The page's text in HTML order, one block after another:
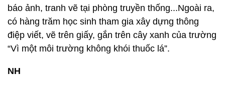
báo ảnh, tranh vẽ tại phòng truyền thống...Ngoài ra,
có hàng trăm học sinh tham gia xây dựng thông
điệp viết, vẽ trên giấy, gắn trên cây xanh của trường
“Vì một môi trường không khói thuốc lá”.
NH